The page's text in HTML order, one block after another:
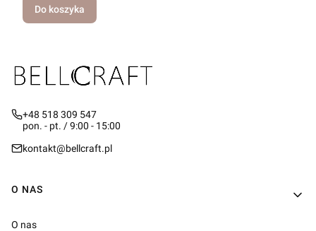
Do koszyka
+48 518 309 547
pon. - pt. / 9:00 - 15:00
kontakt@bellcraft.pl
Linki w stopce
O NAS
O nas